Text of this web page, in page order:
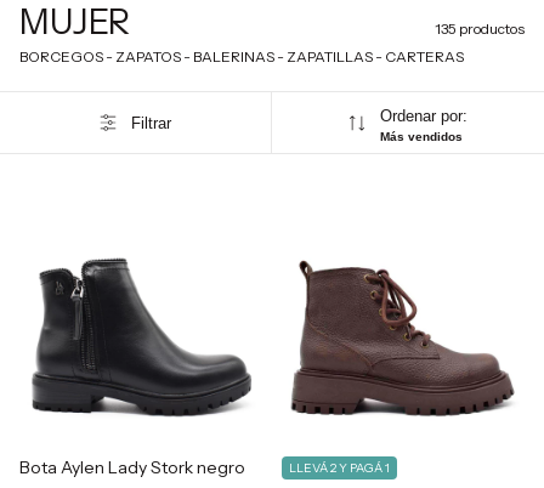
MUJER
135 productos
BORCEGOS - ZAPATOS - BALERINAS - ZAPATILLAS - CARTERAS
Filtrar Ordenar por:
Más vendidos
Bota Aylen Lady Stork negro LLEVÁ 2 Y PAGÁ 1